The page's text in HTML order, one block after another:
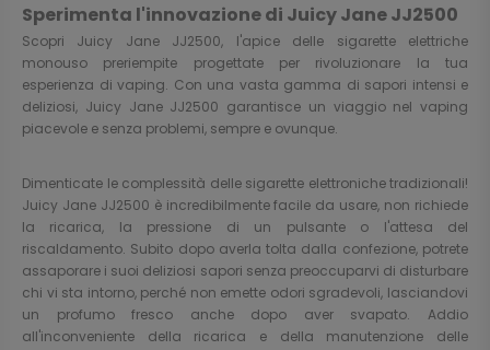
Sperimenta l'innovazione di Juicy Jane JJ2500
Scopri Juicy Jane JJ2500, l'apice delle sigarette elettriche
monouso preriempite progettate per rivoluzionare la tua
esperienza di vaping. Con una vasta gamma di sapori intensi e
deliziosi, Juicy Jane JJ2500 garantisce un viaggio nel vaping
piacevole e senza problemi, sempre e ovunque.
Dimenticate le complessità delle sigarette elettroniche tradizionali!
Juicy Jane JJ2500 è incredibilmente facile da usare, non richiede
la ricarica, la pressione di un pulsante o l'attesa del
riscaldamento. Subito dopo averla tolta dalla confezione, potrete
assaporare i suoi deliziosi sapori senza preoccuparvi di disturbare
chi vi sta intorno, perché non emette odori sgradevoli, lasciandovi
un profumo fresco anche dopo aver svapato. Addio
all'inconveniente della ricarica e della manutenzione delle